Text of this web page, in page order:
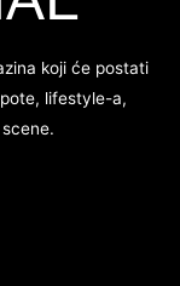
koji će postati
lifestyle-a,